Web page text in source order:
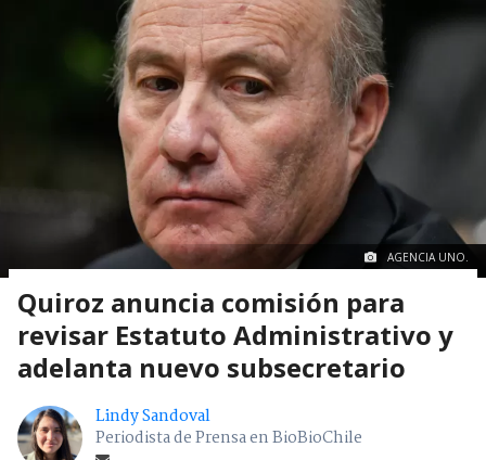
AGENCIA UNO.
Quiroz anuncia comisión para
revisar Estatuto Administrativo y
adelanta nuevo subsecretario
Lindy Sandoval
Periodista de Prensa en BioBioChile